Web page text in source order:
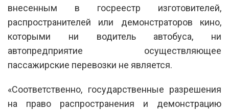
внесенным в госреестр изготовителей,
распространителей или демонстраторов кино,
которыми ни водитель автобуса, ни
автопредприятие осуществляющее
пассажирские перевозки не является.
«Соответственно, государственные разрешения
на право распространения и демонстрацию